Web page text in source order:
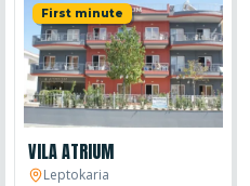
First minute
VILA ATRIUM
Leptokaria